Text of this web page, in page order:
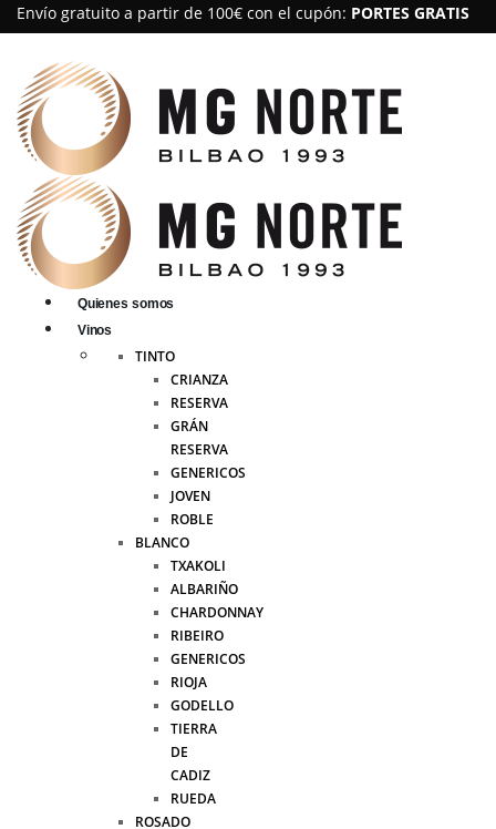
Envío gratuito a partir de 100€ con el cupón: PORTES GRATIS
Quienes somos
Vinos
TINTO
CRIANZA
RESERVA
GRÁN
RESERVA
GENERICOS
JOVEN
ROBLE
BLANCO
TXAKOLI
ALBARIÑO
CHARDONNAY
RIBEIRO
GENERICOS
RIOJA
GODELLO
TIERRA
DE
CADIZ
RUEDA
ROSADO